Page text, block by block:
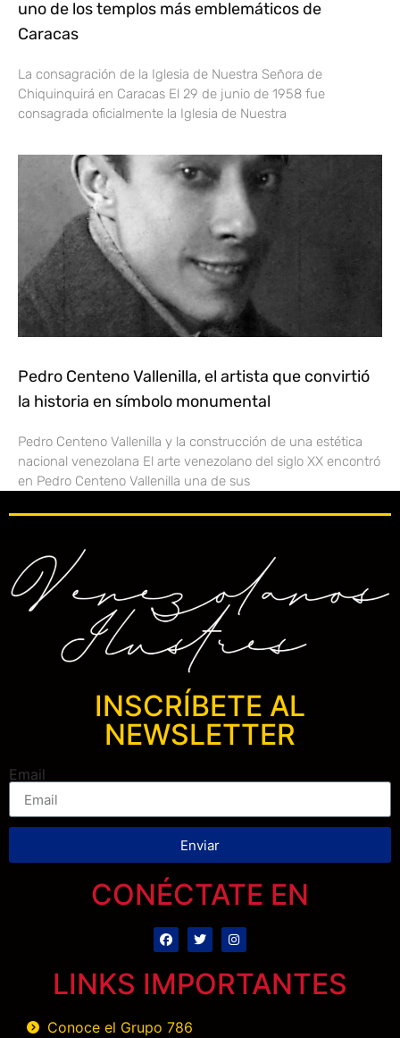
uno de los templos más emblemáticos de
Caracas
La consagración de la Iglesia de Nuestra Señora de
Chiquinquirá en Caracas El 29 de junio de 1958 fue
consagrada oficialmente la Iglesia de Nuestra
Pedro Centeno Vallenilla, el artista que convirtió
la historia en símbolo monumental
Pedro Centeno Vallenilla y la construcción de una estética
nacional venezolana El arte venezolano del siglo XX encontró
en Pedro Centeno Vallenilla una de sus
INSCRÍBETE AL
NEWSLETTER
Email
Enviar
CONÉCTATE EN
LINKS IMPORTANTES
Conoce el Grupo 786